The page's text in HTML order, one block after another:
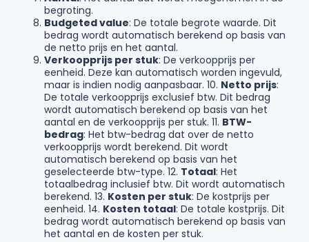
begroting.
Budgeted value: De totale begrote waarde. Dit
bedrag wordt automatisch berekend op basis van
de netto prijs en het aantal.
Verkoopprijs per stuk: De verkoopprijs per
eenheid. Deze kan automatisch worden ingevuld,
maar is indien nodig aanpasbaar. 10. Netto prijs:
De totale verkoopprijs exclusief btw. Dit bedrag
wordt automatisch berekend op basis van het
aantal en de verkoopprijs per stuk. 11. BTW-
bedrag: Het btw-bedrag dat over de netto
verkoopprijs wordt berekend. Dit wordt
automatisch berekend op basis van het
geselecteerde btw-type. 12. Totaal: Het
totaalbedrag inclusief btw. Dit wordt automatisch
berekend. 13. Kosten per stuk: De kostprijs per
eenheid. 14. Kosten totaal: De totale kostprijs. Dit
bedrag wordt automatisch berekend op basis van
het aantal en de kosten per stuk.